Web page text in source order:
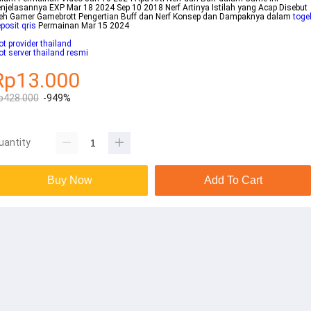
EXP Mar 18 2024 Sep 10 2018 Nerf Artinya Istilah yang Acap Disebut
Gamer Gamebrott Pengertian Buff dan Nerf Konsep dan Dampaknya dalamtogel
qris Permainan Mar 15 2024
provider thailand
server thailand resmi
-949%
Buy Now Add To Cart